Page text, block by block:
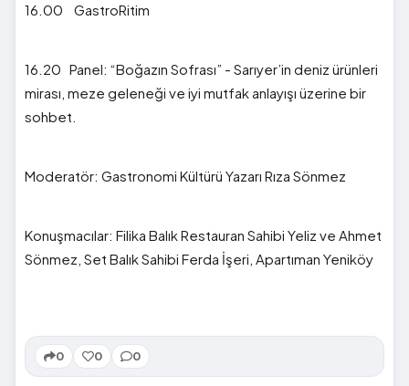
16.00 GastroRitim
16.20 Panel: “Boğazın Sofrası” - Sarıyer’in deniz ürünleri
mirası, meze geleneği ve iyi mutfak anlayışı üzerine bir
sohbet.
Moderatör: Gastronomi Kültürü Yazarı Rıza Sönmez
Konuşmacılar: Filika Balık Restauran Sahibi Yeliz ve Ahmet
Sönmez, Set Balık Sahibi Ferda İşeri, Apartıman Yeniköy
0 0 0